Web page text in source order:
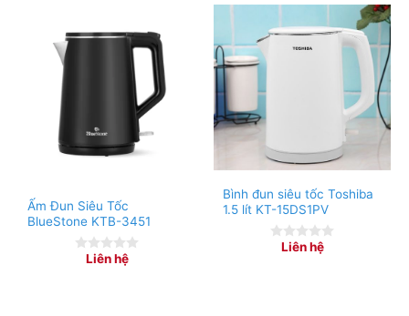
Ấm Đun Siêu Tốc
BlueStone KTB-3451
Liên hệ
Bình đun siêu tốc Toshiba
1.5 lít KT-15DS1PV
Liên hệ